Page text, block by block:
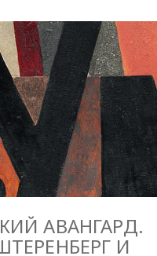
АВАНГАРД.
И